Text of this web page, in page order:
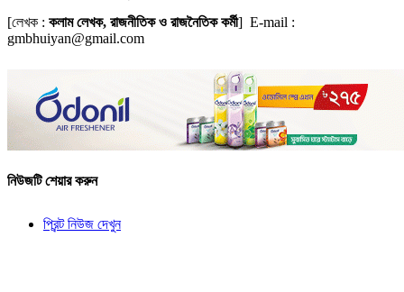
[লেখক : কলাম লেখক, রাজনীতিক ও রাজনৈতিক কর্মী] E-mail :
gmbhuiyan@gmail.com
নিউজটি শেয়ার করুন
প্রিন্ট নিউজ দেখুন